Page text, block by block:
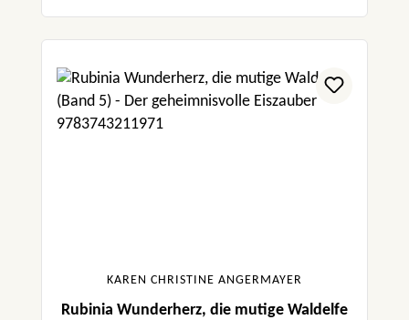
KAREN CHRISTINE ANGERMAYER
Rubinia Wunderherz, die mutige Waldelfe